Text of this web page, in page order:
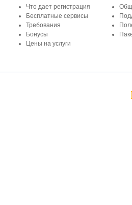
Что дает регистрация
Бесплатные сервисы
Требования
Бонусы
Цены на услуги